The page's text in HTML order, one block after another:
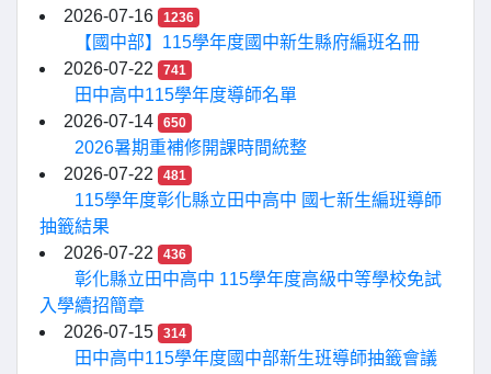
2026-07-16 1236
【國中部】115學年度國中新生縣府編班名冊
2026-07-22
741
田中高中115學年度導師名單
2026-07-14
650
2026暑期重補修開課時間統整
2026-07-22
481
115學年度彰化縣立田中高中 國七新生編班導師
抽籤結果
2026-07-22
436
彰化縣立田中高中 115學年度高級中等學校免試
入學續招簡章
2026-07-15
314
田中高中115學年度國中部新生班導師抽籤會議